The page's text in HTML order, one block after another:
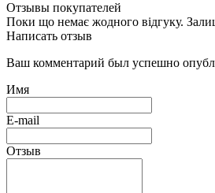
Отзывы покупателей
Поки що немає жодного відгуку.
Написать отзыв
Ваш комментарий был успешно
Имя
E-mail
Отзыв